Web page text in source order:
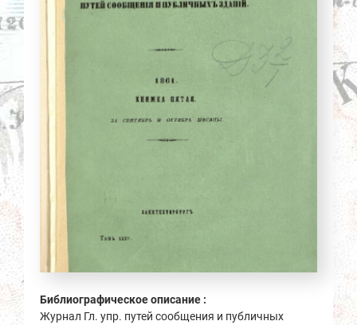
Библиографическое описание :
Журнал Гл. упр. путей сообщения и публичных